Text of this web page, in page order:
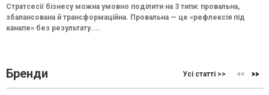
Стратсесії бізнесу можна умовно поділити на 3 типи: провальна,
збалансована й трансформаційна. Провальна — це «рефлексія під
канапе» без результату....
Бренди Усі статті >>